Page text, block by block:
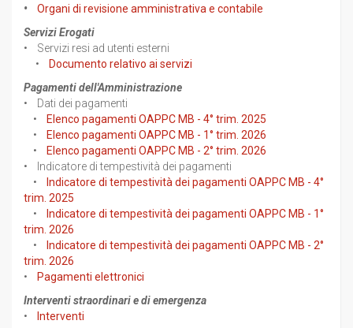
• Organi di revisione amministrativa e contabile
Servizi Erogati
• Servizi resi ad utenti esterni
•
Documento relativo ai servizi
Pagamenti dell'Amministrazione
• Dati dei pagamenti
•
Elenco pagamenti OAPPC MB - 4° trim. 2025
•
Elenco pagamenti OAPPC MB - 1° trim. 2026
•
Elenco pagamenti OAPPC MB - 2° trim. 2026
• Indicatore di tempestività dei pagamenti
•
Indicatore di tempestività dei pagamenti OAPPC MB - 4°
trim. 2025
•
Indicatore di tempestività dei pagamenti OAPPC MB - 1°
trim. 2026
•
Indicatore di tempestività dei pagamenti OAPPC MB - 2°
trim. 2026
•
Pagamenti elettronici
Interventi straordinari e di emergenza
•
Interventi